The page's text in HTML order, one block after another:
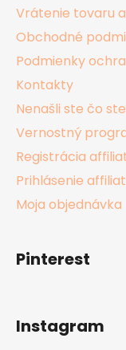
Vrátenie tovaru
Obchodné
Podmienky
Kontakty
Nenašli ste čo
Vernostný
Registrácia
Prihlásenie
Moja objednávka
Pinterest
Instagram